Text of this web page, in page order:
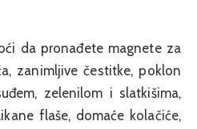
da pronađete magnete za
zanimljive čestitke, poklon
zelenilom i slatkišima,
flaše, domaće kolačiće,